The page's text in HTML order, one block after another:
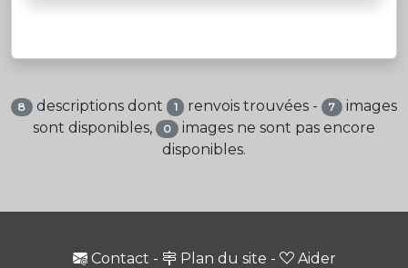
8 descriptions dont 1 renvois trouvées - 7 images
sont disponibles, 0 images ne sont pas encore
disponibles.
Contact - Plan du site - Aider